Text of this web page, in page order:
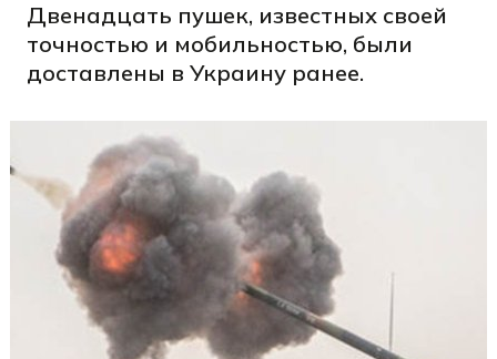
Двенадцать пушек, известных своей
точностью и мобильностью, были
доставлены в Украину ранее.